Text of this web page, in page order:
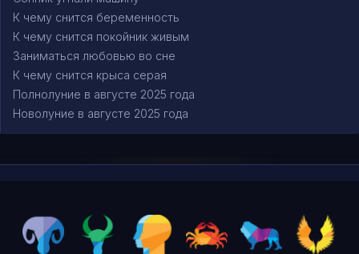
К чему снится беременность
К чему снится покойник живым
Заниматься любовью во сне
К чему снится крыса серая
Полнолуние в августе 2025 года
Новолуние в августе 2025 года